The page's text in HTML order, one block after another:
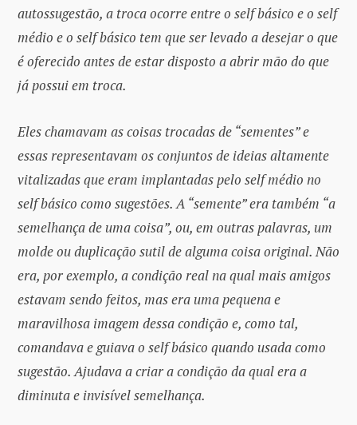
autossugestão, a troca ocorre entre o self básico e o self
médio e o self básico tem que ser levado a desejar o que
é oferecido antes de estar disposto a abrir mão do que
já possui em troca.
Eles chamavam as coisas trocadas de “sementes” e
essas representavam os conjuntos de ideias altamente
vitalizadas que eram implantadas pelo self médio no
self básico como sugestões. A “semente” era também “a
semelhança de uma coisa”, ou, em outras palavras, um
molde ou duplicação sutil de alguma coisa original. Não
era, por exemplo, a condição real na qual mais amigos
estavam sendo feitos, mas era uma pequena e
maravilhosa imagem dessa condição e, como tal,
comandava e guiava o self básico quando usada como
sugestão. Ajudava a criar a condição da qual era a
diminuta e invisível semelhança.